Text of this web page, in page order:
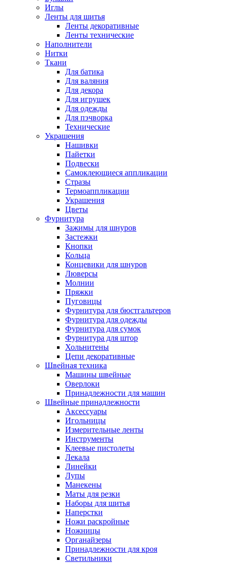
Иглы
Ленты для шитья
Ленты декоративные
Ленты технические
Наполнители
Нитки
Ткани
Для батика
Для валяния
Для декора
Для игрушек
Для одежды
Для пэчворка
Технические
Украшения
Нашивки
Пайетки
Подвески
Самоклеющиеся аппликации
Стразы
Термоаппликации
Украшения
Цветы
Фурнитура
Зажимы для шнуров
Застежки
Кнопки
Кольца
Концевики для шнуров
Люверсы
Молнии
Пряжки
Пуговицы
Фурнитура для бюстгальтеров
Фурнитура для одежды
Фурнитура для сумок
Фурнитура для штор
Хольнитены
Цепи декоративные
Швейная техника
Машины швейные
Оверлоки
Принадлежности для машин
Швейные принадлежности
Аксессуары
Игольницы
Измерительные ленты
Инструменты
Клеевые пистолеты
Лекала
Линейки
Лупы
Манекены
Маты для резки
Наборы для шитья
Наперстки
Ножи раскройные
Ножницы
Органайзеры
Принадлежности для кроя
Светильники